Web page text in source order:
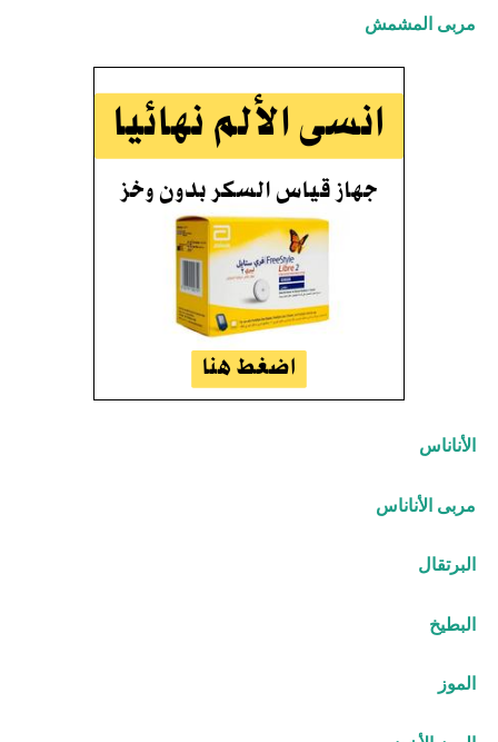
مربى المشمش
الأناناس
مربى الأناناس
البرتقال
البطيخ
الموز